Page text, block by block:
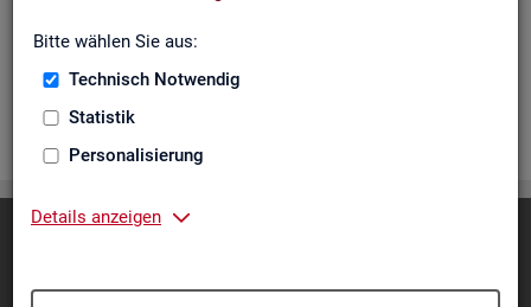
Bitte wählen Sie aus:
Technisch Notwendig
Statistik
Personalisierung
Details anzeigen
nen über Ar­beits­lo­se nach Alter, Ge­schlecht, Staats­an­ge­hö­
rig­keit, Schwer­be­hin­de­rung und wei­te­re Merk­ma­le sowie Ar­
beits­lo­sen­quo­ten.
Diese Seite empfehlen